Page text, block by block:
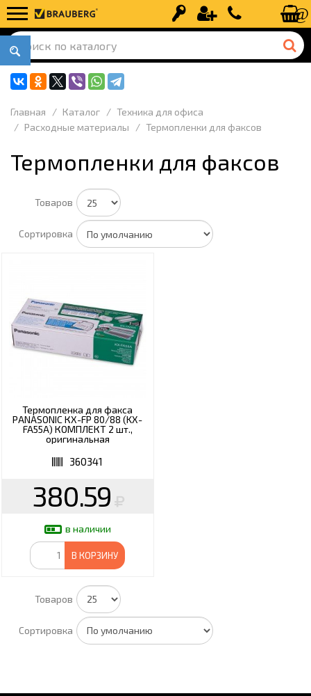
Вход Регистрация+7 (499) 110-
Главная Каталог
Техника для офиса
Расходные материалы
Термопленки для факсов
Термопленки для факсов
Товаров
Сортировка
Термопленка для факса
PANASONIC КХ-FP 80/88 (KX-
FA55A) КОМПЛЕКТ 2 шт.,
оригинальная
360341
380.59
в наличии
В КОРЗИНУ
Товаров
Сортировка